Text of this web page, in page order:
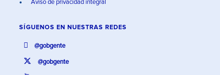
Aviso de privacidad integral
SÍGUENOS EN NUESTRAS REDES
@gobgente
@gobgente